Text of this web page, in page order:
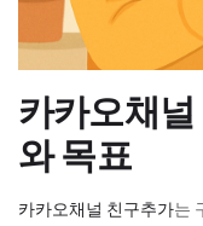
카카오채
와 목표
카카오채널 친구추가는